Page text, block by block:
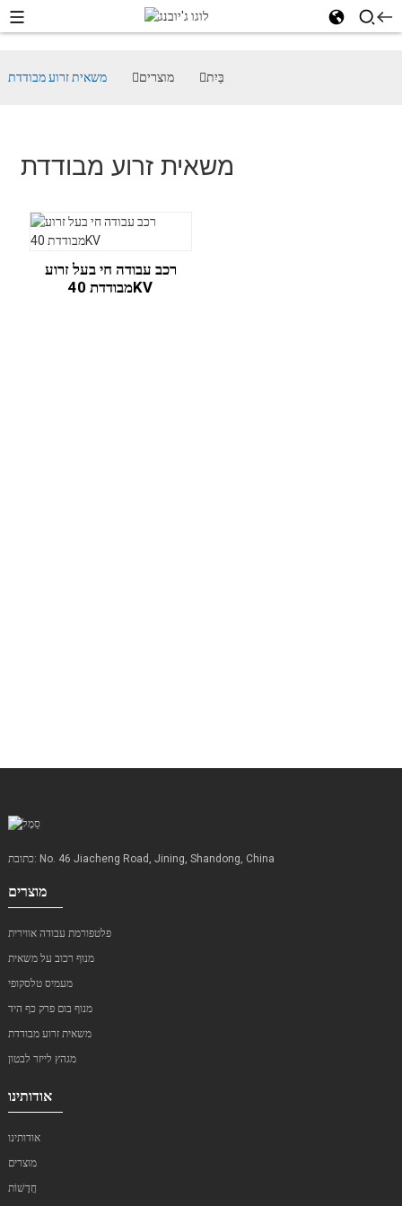
בַּיִת מוצרים משאית זרוע מבודדת
משאית זרוע מבודדת
רכב עבודה חי בעל זרוע
מבודדת 40KV
כתובת: No. 46 Jiacheng Road, Jining, Shandong, China
מוצרים
פלטפורמת עבודה אווירית
מנוף רכוב על משאית
מעמיס טלסקופי
מנוף בום פרק כף היד
משאית זרוע מבודדת
מגהץ לייזר לבטון
אודותינו
אודותינו
מוצרים
חֲדָשׁוֹת